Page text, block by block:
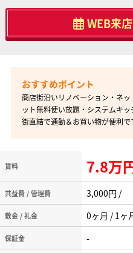
WEB来
商店街沿いリノベーション・ネ
ット無料使い放題・システムキ
街直結で通勤＆お買い物が便利で
賃料 7.8万
共益費 / 管理費 3,000円 /
敷金 / 礼金 0ヶ月 / 1ヶ
保証金 -